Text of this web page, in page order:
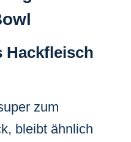
Hackfleisch
zum
bleibt ähnlich